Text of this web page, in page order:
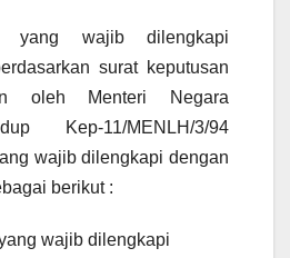
yang wajib dilengkapi
surat keputusan
oleh Menteri Negara
Kep-11/MENLH/3/94
wajib dilengkapi dengan
berikut :
wajib dilengkapi